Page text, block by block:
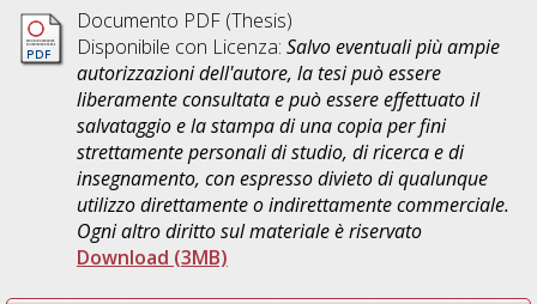
Documento PDF (Thesis)
Disponibile con Licenza: Salvo eventuali più ampie
autorizzazioni dell'autore, la tesi può essere
liberamente consultata e può essere effettuato il
salvataggio e la stampa di una copia per fini
strettamente personali di studio, di ricerca e di
insegnamento, con espresso divieto di qualunque
utilizzo direttamente o indirettamente commerciale.
Ogni altro diritto sul materiale è riservato
Download (3MB)